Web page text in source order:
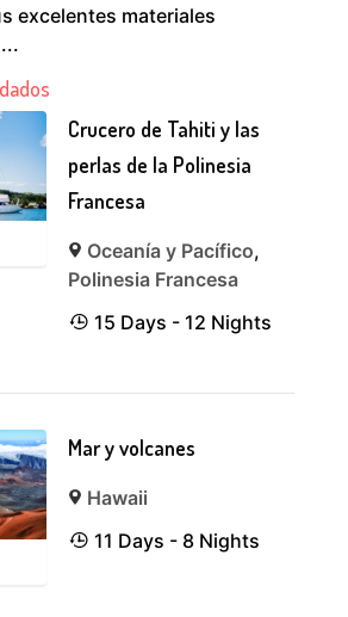
excelentes materiales
Crucero de Tahiti y las
perlas de la Polinesia
Francesa
Oceanía y Pacífico,
Polinesia Francesa
15 Days - 12 Nights
Mar y volcanes
Hawaii
11 Days - 8 Nights